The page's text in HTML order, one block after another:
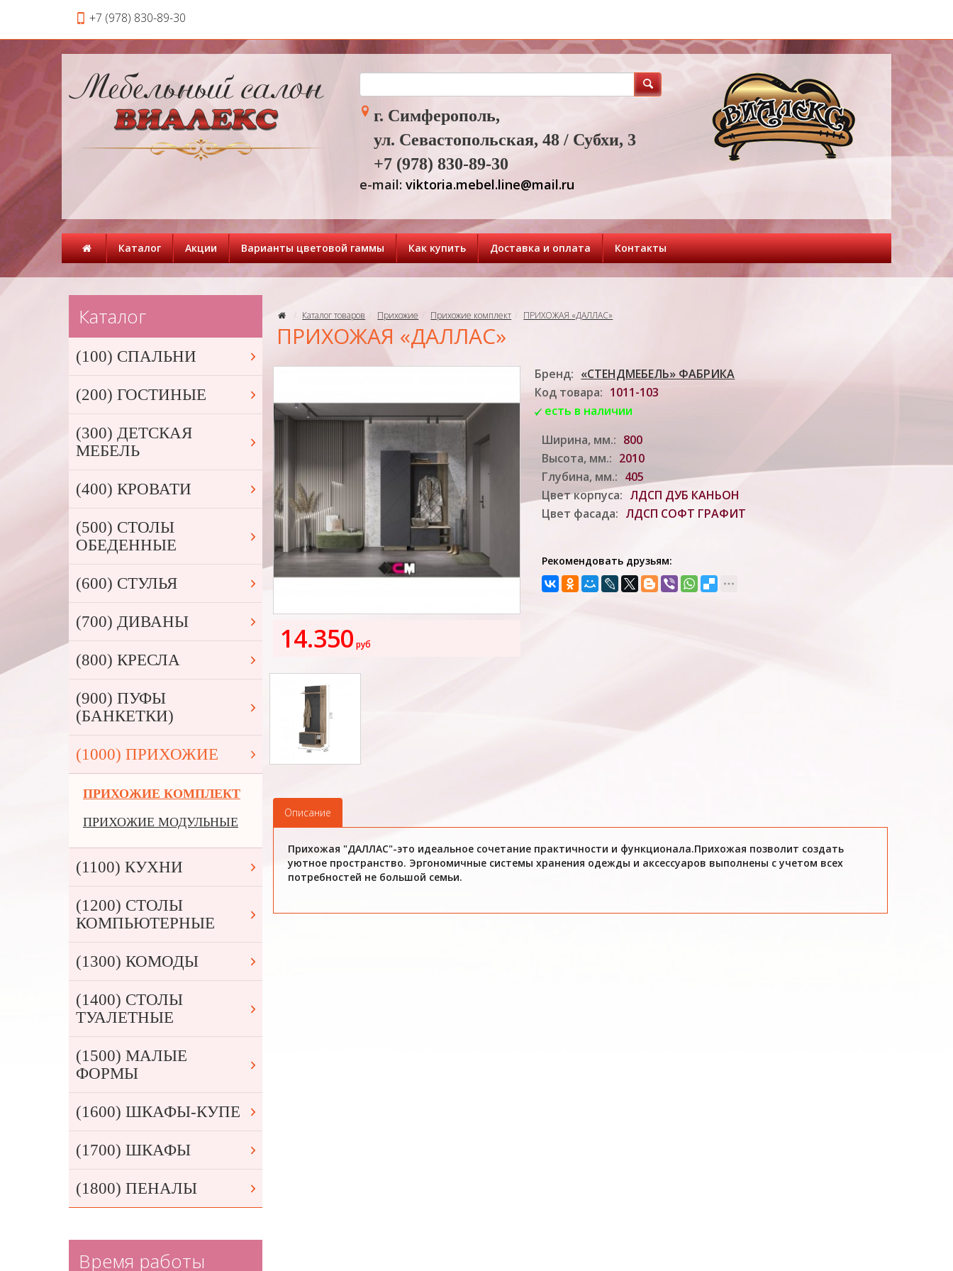
+7 (978) 830-89-30
г. Симферополь,
ул. Севастопольская, 48 / Субхи, 3
+7 (978) 830-89-30
e-mail: viktoria.mebel.line@mail.ru
Каталог Акции Варианты цветовой гаммы Как купить Доставка и оплата Контакты
Каталог товаров Прихожие Прихожие комплект ПРИХОЖАЯ «ДАЛЛАС»
ПРИХОЖАЯ «ДАЛЛАС»
14.350 руб
Бренд: «СТЕНДМЕБЕЛЬ» ФАБРИКА
Код товара: 1011-103
есть в наличии
Ширина, мм.: 800
Высота, мм.: 2010
Глубина, мм.: 405
Цвет корпуса: ЛДСП ДУБ КАНЬОН
Цвет фасада: ЛДСП СОФТ ГРАФИТ
Рекомендовать друзьям:
Описание
Прихожая "ДАЛЛАС"-это идеальное сочетание практичности и функционала.Прихожая позволит создать
уютное пространство. Эргономичные системы хранения одежды и аксессуаров выполнены с учетом всех
потребностей не большой семьи.
Каталог
(100) СПАЛЬНИ
(200) ГОСТИНЫЕ
(300) ДЕТСКАЯ
МЕБЕЛЬ
(400) КРОВАТИ
(500) СТОЛЫ
ОБЕДЕННЫЕ
(600) СТУЛЬЯ
(700) ДИВАНЫ
(800) КРЕСЛА
(900) ПУФЫ
(БАНКЕТКИ)
(1000) ПРИХОЖИЕ
ПРИХОЖИЕ КОМПЛЕКТ
ПРИХОЖИЕ МОДУЛЬНЫЕ
(1100) КУХНИ
(1200) СТОЛЫ
КОМПЬЮТЕРНЫЕ
(1300) КОМОДЫ
(1400) СТОЛЫ
ТУАЛЕТНЫЕ
(1500) МАЛЫЕ
ФОРМЫ
(1600) ШКАФЫ-КУПЕ
(1700) ШКАФЫ
(1800) ПЕНАЛЫ
Время работы